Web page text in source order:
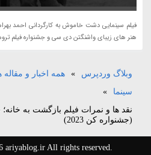
فیلم سینمایی دشت خاموش به کارگردانی احمد
هنر های زیبای واشنگتن دی سی و جشنواره فیلم
وبلاگ وردپرس » همه اخبار و مقاله
سینما
»
نقد ها و نمرات فیلم بازگشت به
(جشنواره کن 2023)
ariyablog.ir All rights reserved.